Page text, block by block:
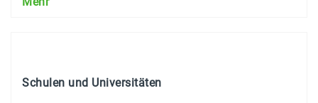
Schulen und Universitäten